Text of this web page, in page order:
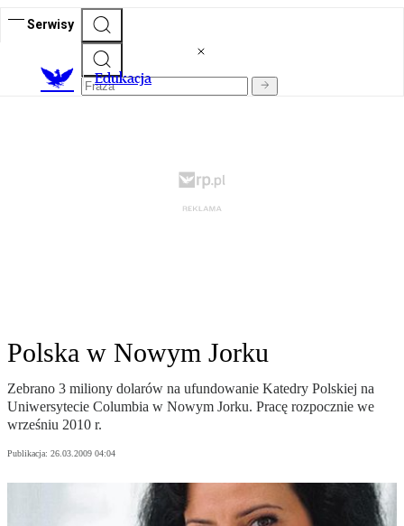
Serwisy
Edukacja
Polska w Nowym Jorku
Zebrano 3 miliony dolarów na ufundowanie Katedry Polskiej na
Uniwersytecie Columbia w Nowym Jorku. Pracę rozpocznie we
wrześniu 2010 r.
Publikacja: 26.03.2009 04:04